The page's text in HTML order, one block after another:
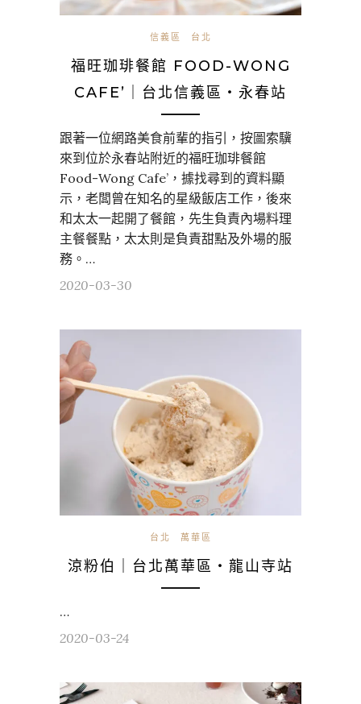
信義區 台北
福旺珈琲餐館 FOOD-WONG
CAFE’｜台北信義區・永春站
跟著一位網路美食前輩的指引，按圖索驥
來到位於永春站附近的福旺珈琲餐館
Food-Wong Cafe’，據找尋到的資料顯
示，老闆曾在知名的星級飯店工作，後來
和太太一起開了餐館，先生負責內場料理
主餐餐點，太太則是負責甜點及外場的服
務。…
2020-03-30
台北 萬華區
涼粉伯｜台北萬華區・龍山寺站
…
2020-03-24